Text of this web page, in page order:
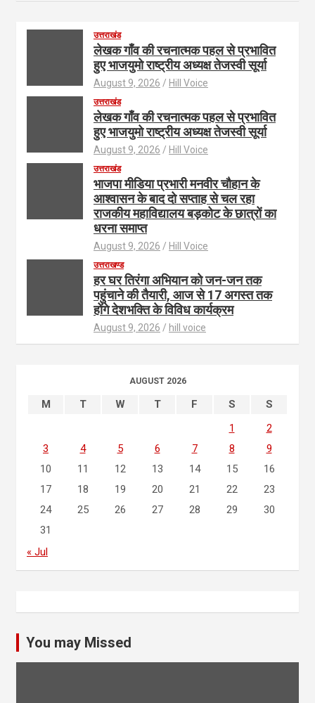
उत्तराखंड
लेखक गाँव की रचनात्मक पहल से प्रभावित
हुए भाजयुमो राष्ट्रीय अध्यक्ष तेजस्वी सूर्या
August 9, 2026 Hill Voice
उत्तराखंड
लेखक गाँव की रचनात्मक पहल से प्रभावित
हुए भाजयुमो राष्ट्रीय अध्यक्ष तेजस्वी सूर्या
August 9, 2026 Hill Voice
उत्तराखंड
भाजपा मीडिया प्रभारी मनवीर चौहान के
आश्वासन के बाद दो सप्ताह से चल रहा
राजकीय महाविद्यालय बड़कोट के छात्रों का
धरना समाप्त
August 9, 2026 Hill Voice
उत्तराखण्ड
हर घर तिरंगा अभियान को जन-जन तक
पहुंचाने की तैयारी, आज से 17 अगस्त तक
होंगे देशभक्ति के विविध कार्यक्रम
August 9, 2026 hill voice
AUGUST 2026
M T W T F S
S
1
2
3
4 5 6 7 8
9
10
11 12 13 14 15
16
17
18 19 20 21 22
23
24
25 26 27 28 29
30
31
« Jul
You may Missed